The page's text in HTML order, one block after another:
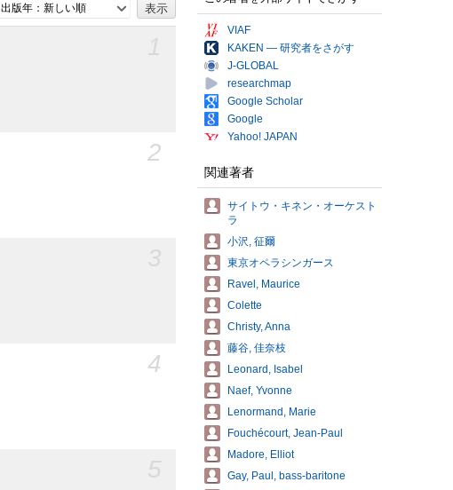
出版年：新しい順
2
4
VIAF
KAKEN — 研究者をさがす
J-GLOBAL
researchmap
Google Scholar
Google
Yahoo! JAPAN
関連著者
サイトウ・キネン・オーケスト
ラ
小沢, 征爾
東京オペラシンガース
Ravel, Maurice
Colette
Christy, Anna
藤谷, 佳奈枝
Leonard, Isabel
Naef, Yvonne
Lenormand, Marie
Fouchécourt, Jean-Paul
Madore, Elliot
Gay, Paul, bass-baritone